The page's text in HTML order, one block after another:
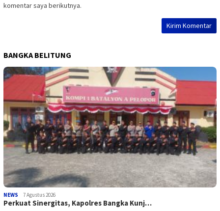
komentar saya berikutnya.
BANGKA BELITUNG
NEWS 7 Agustus 2026
Perkuat Sinergitas, Kapolres Bangka Kunj…